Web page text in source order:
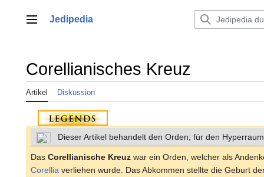
springenHauptmenü
Jedipedia
Corellianisches Kreuz
Artikel Diskussion
Dieser Artikel behandelt den Orden; für den
Das Corellianische Kreuz war ein Orden, welcher als
Corellia verliehen wurde. Das Abkommen stellte die Geburt